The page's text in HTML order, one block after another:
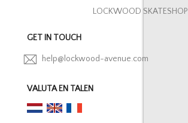
LOCKWOOD SKATESHOP
GET IN TOUCH
help@lockwood-avenue.com
VALUTA EN TALEN